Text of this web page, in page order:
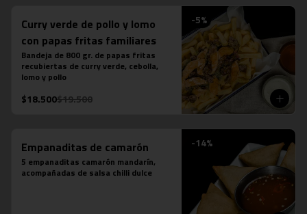
-5%
Curry verde de pollo y lomo
con papas fritas familiares
Bandeja de 800 gr. de papas fritas
recubiertas de curry verde, cebolla,
lomo y pollo
$18.500$19.500
-14%
Empanaditas de camarón
5 empanaditas camarón mandarín,
acompañadas de salsa chilli dulce